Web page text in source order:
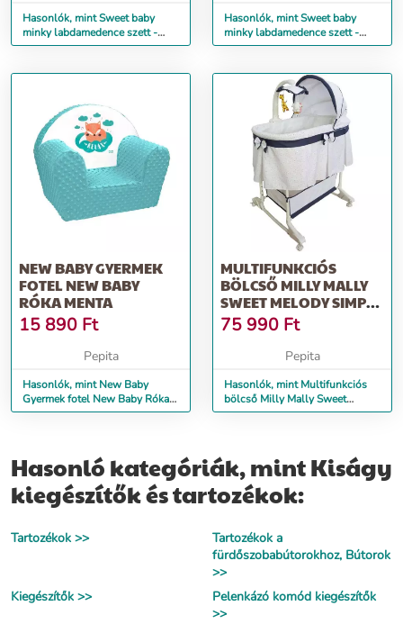
Hasonlók, mint Sweet baby
minky labdamedence szett -
bézs 40 cm
Hasonlók, mint Sweet baby
minky labdamedence szett -
pasztell ibolya 40 cm
NEW BABY GYERMEK
FOTEL NEW BABY
RÓKA MENTA
15 890 Ft
Pepita
Hasonlók, mint New Baby
Gyermek fotel New Baby Róka
menta
MULTIFUNKCIÓS
BÖLCSŐ MILLY MALLY
SWEET MELODY SIMPLE
GRAY
75 990 Ft
Pepita
Hasonlók, mint Multifunkciós
bölcső Milly Mally Sweet
Melody simple gray
Hasonló kategóriák, mint Kiságy
kiegészítők és tartozékok:
Tartozékok >>
Tartozékok a
fürdőszobabútorokhoz, Bútorok
>>
Kiegészítők >>
Pelenkázó komód kiegészítők
>>